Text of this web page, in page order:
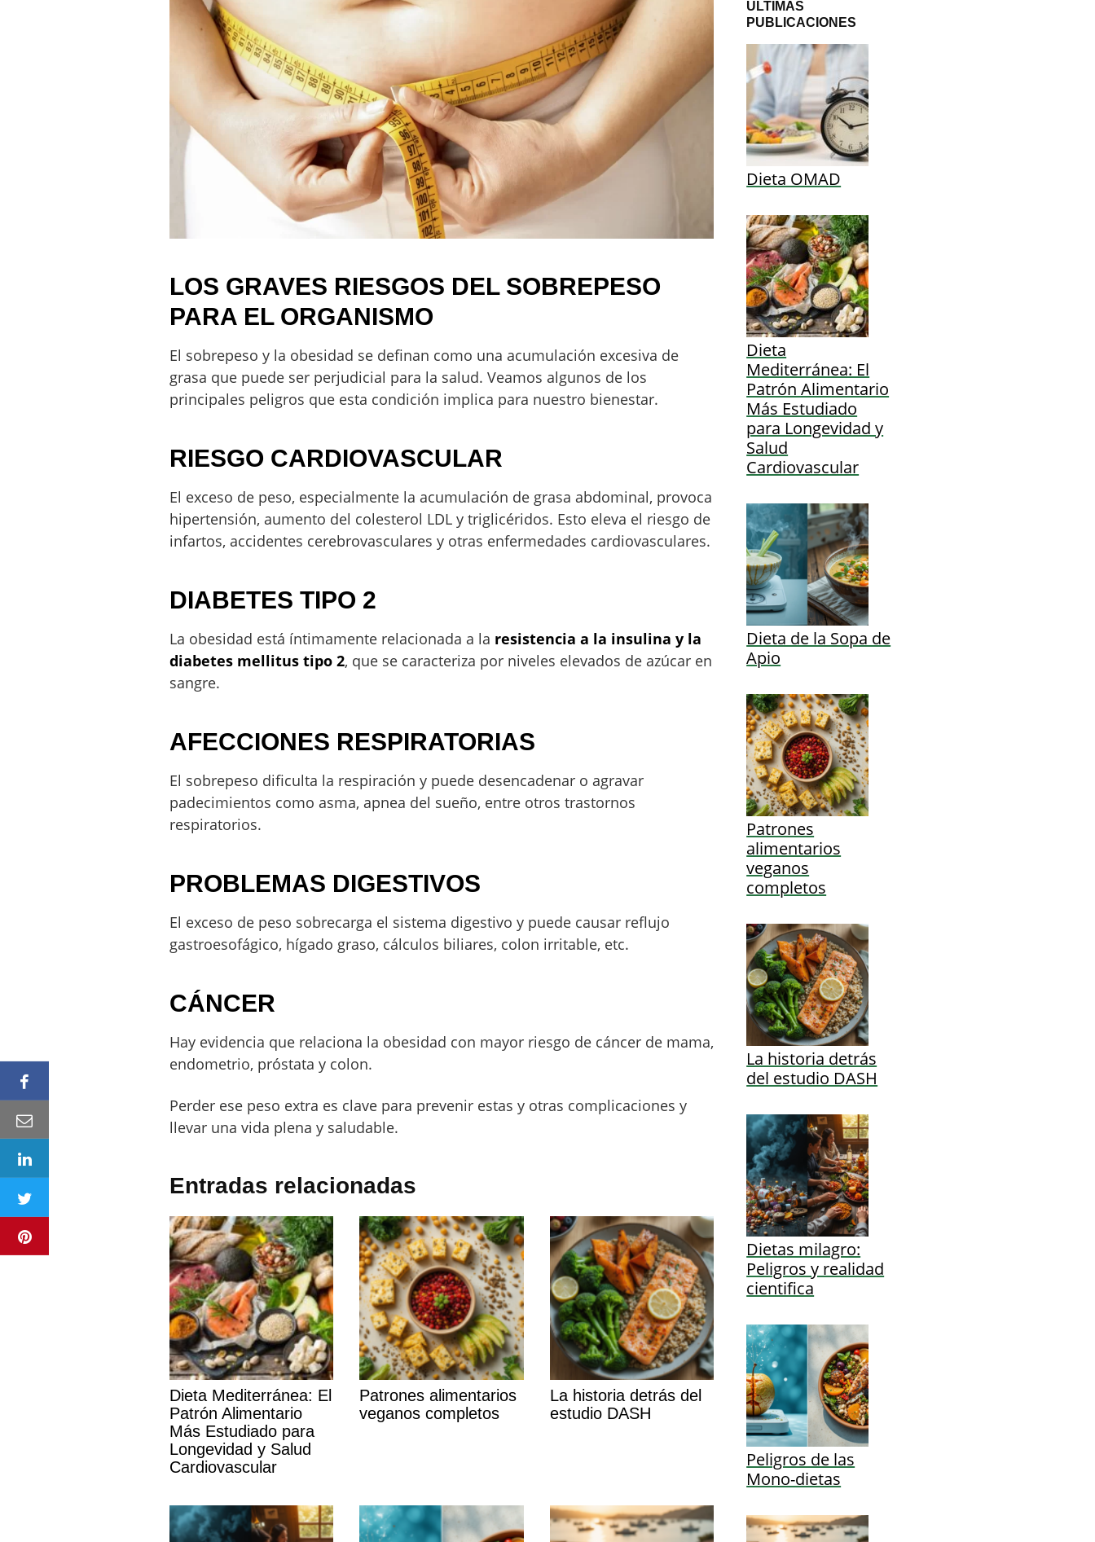
LOS GRAVES RIESGOS DEL SOBREPESO
PARA EL ORGANISMO
El sobrepeso y la obesidad se definan como una acumulación excesiva de
grasa que puede ser perjudicial para la salud. Veamos algunos de los
principales peligros que esta condición implica para nuestro bienestar.
RIESGO CARDIOVASCULAR
El exceso de peso, especialmente la acumulación de grasa abdominal, provoca
hipertensión, aumento del colesterol LDL y triglicéridos. Esto eleva el riesgo de
infartos, accidentes cerebrovasculares y otras enfermedades cardiovasculares.
DIABETES TIPO 2
La obesidad está íntimamente relacionada a la resistencia a la insulina y la
diabetes mellitus tipo 2, que se caracteriza por niveles elevados de azúcar en
sangre.
AFECCIONES RESPIRATORIAS
El sobrepeso dificulta la respiración y puede desencadenar o agravar
padecimientos como asma, apnea del sueño, entre otros trastornos
respiratorios.
PROBLEMAS DIGESTIVOS
El exceso de peso sobrecarga el sistema digestivo y puede causar reflujo
gastroesofágico, hígado graso, cálculos biliares, colon irritable, etc.
CÁNCER
Hay evidencia que relaciona la obesidad con mayor riesgo de cáncer de mama,
endometrio, próstata y colon.
Perder ese peso extra es clave para prevenir estas y otras complicaciones y
llevar una vida plena y saludable.
Entradas relacionadas
Dieta Mediterránea: El
Patrón Alimentario
Más Estudiado para
Longevidad y Salud
Cardiovascular
Patrones alimentarios
veganos completos
La historia detrás del
estudio DASH
ÚLTIMAS
PUBLICACIONES
Dieta OMAD
Dieta
Mediterránea: El
Patrón Alimentario
Más Estudiado
para Longevidad y
Salud
Cardiovascular
Dieta de la Sopa de
Apio
Patrones
alimentarios
veganos
completos
La historia detrás
del estudio DASH
Dietas milagro:
Peligros y realidad
cientifica
Peligros de las
Mono-dietas